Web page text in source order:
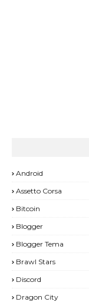
Android
Assetto Corsa
Bitcoin
Blogger
Blogger Tema
Brawl Stars
Discord
Dragon City